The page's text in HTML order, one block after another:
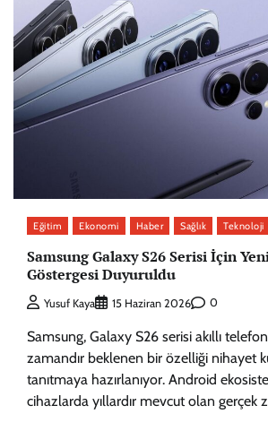
Eğitim Ekonomi Haber Sağlık Teknoloji
Samsung Galaxy S26 Serisi İçin
Göstergesi Duyuruldu
Yusuf Kaya 15 Haziran 2026 0
Samsung, Galaxy S26 serisi akıllı
zamandır beklenen bir özelliği nihayet
tanıtmaya hazırlanıyor. Android
cihazlarda yıllardır mevcut olan gerçek